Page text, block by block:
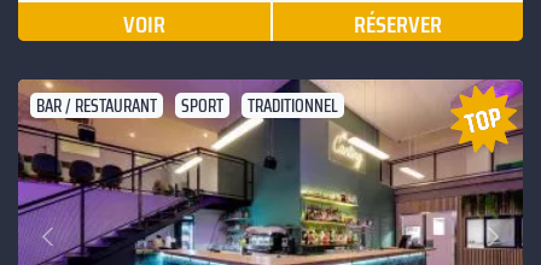
VOIR RÉSERVER
BAR / RESTAURANT SPORT TRADITIONNEL
Précédent
Suivant